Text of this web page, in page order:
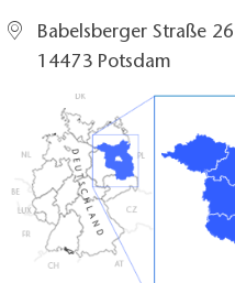
Babelsberger Straße 26
14473 Potsdam